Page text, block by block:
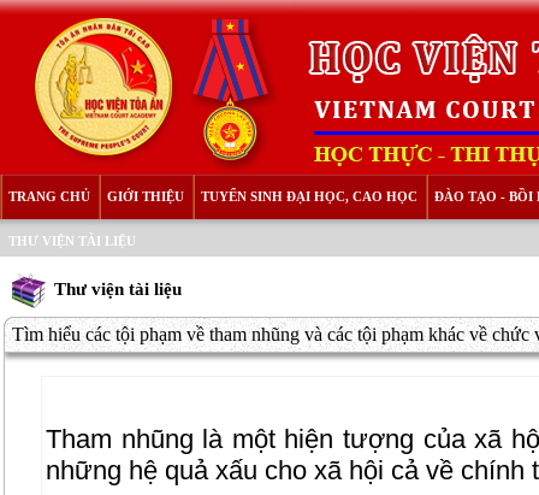
TRANG CHỦ GIỚI THIỆU TUYỂN SINH ĐẠI HỌC, CAO HỌC ĐÀO TẠO - BỒI
THƯ VIỆN TÀI LIỆU
Thư viện tài liệu
Tìm hiểu các tội phạm về tham nhũng và các tội phạm khác về chức
Tham nhũng là một hiện tượng của xã
những hệ quả xấu cho xã hội cả về chính